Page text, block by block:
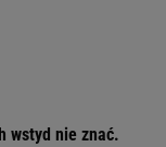
wstyd nie znać.